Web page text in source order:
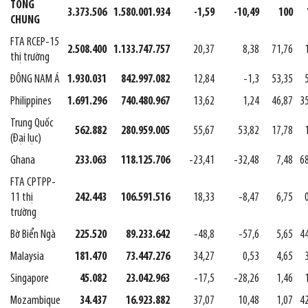
TỔNG
CHUNG
3.373.506 1.580.001.934 -1,59 -10,49 100
FTA RCEP-15
thị trường
2.508.400 1.133.747.757 20,37 8,38 71,76
ĐÔNG NAM Á 1.930.031 842.997.082 12,84 -1,3 53,35
Philippines
1.691.296 740.480.967 13,62 1,24 46,87
Trung Quốc
(Đại lục)
562.882 280.959.005 55,67 53,82 17,78
Ghana 233.063 118.125.706 -23,41 -32,48 7,48
FTA CPTPP-
11 thị
trường
242.443 106.591.516 18,33 -8,47 6,75
Bờ Biển Ngà 225.520 89.233.642 -48,8 -57,6 5,65
Malaysia
181.470 73.447.276 34,27 0,53 4,65
Singapore
45.082 23.042.963 -17,5 -28,26 1,46
Mozambique
34.437 16.923.882 37,07 10,48 1,07